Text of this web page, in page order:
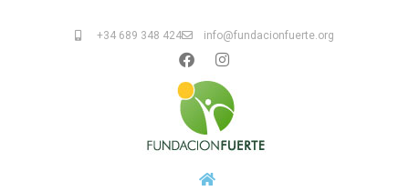
+34 689 348 424 info@fundacionfuerte.org